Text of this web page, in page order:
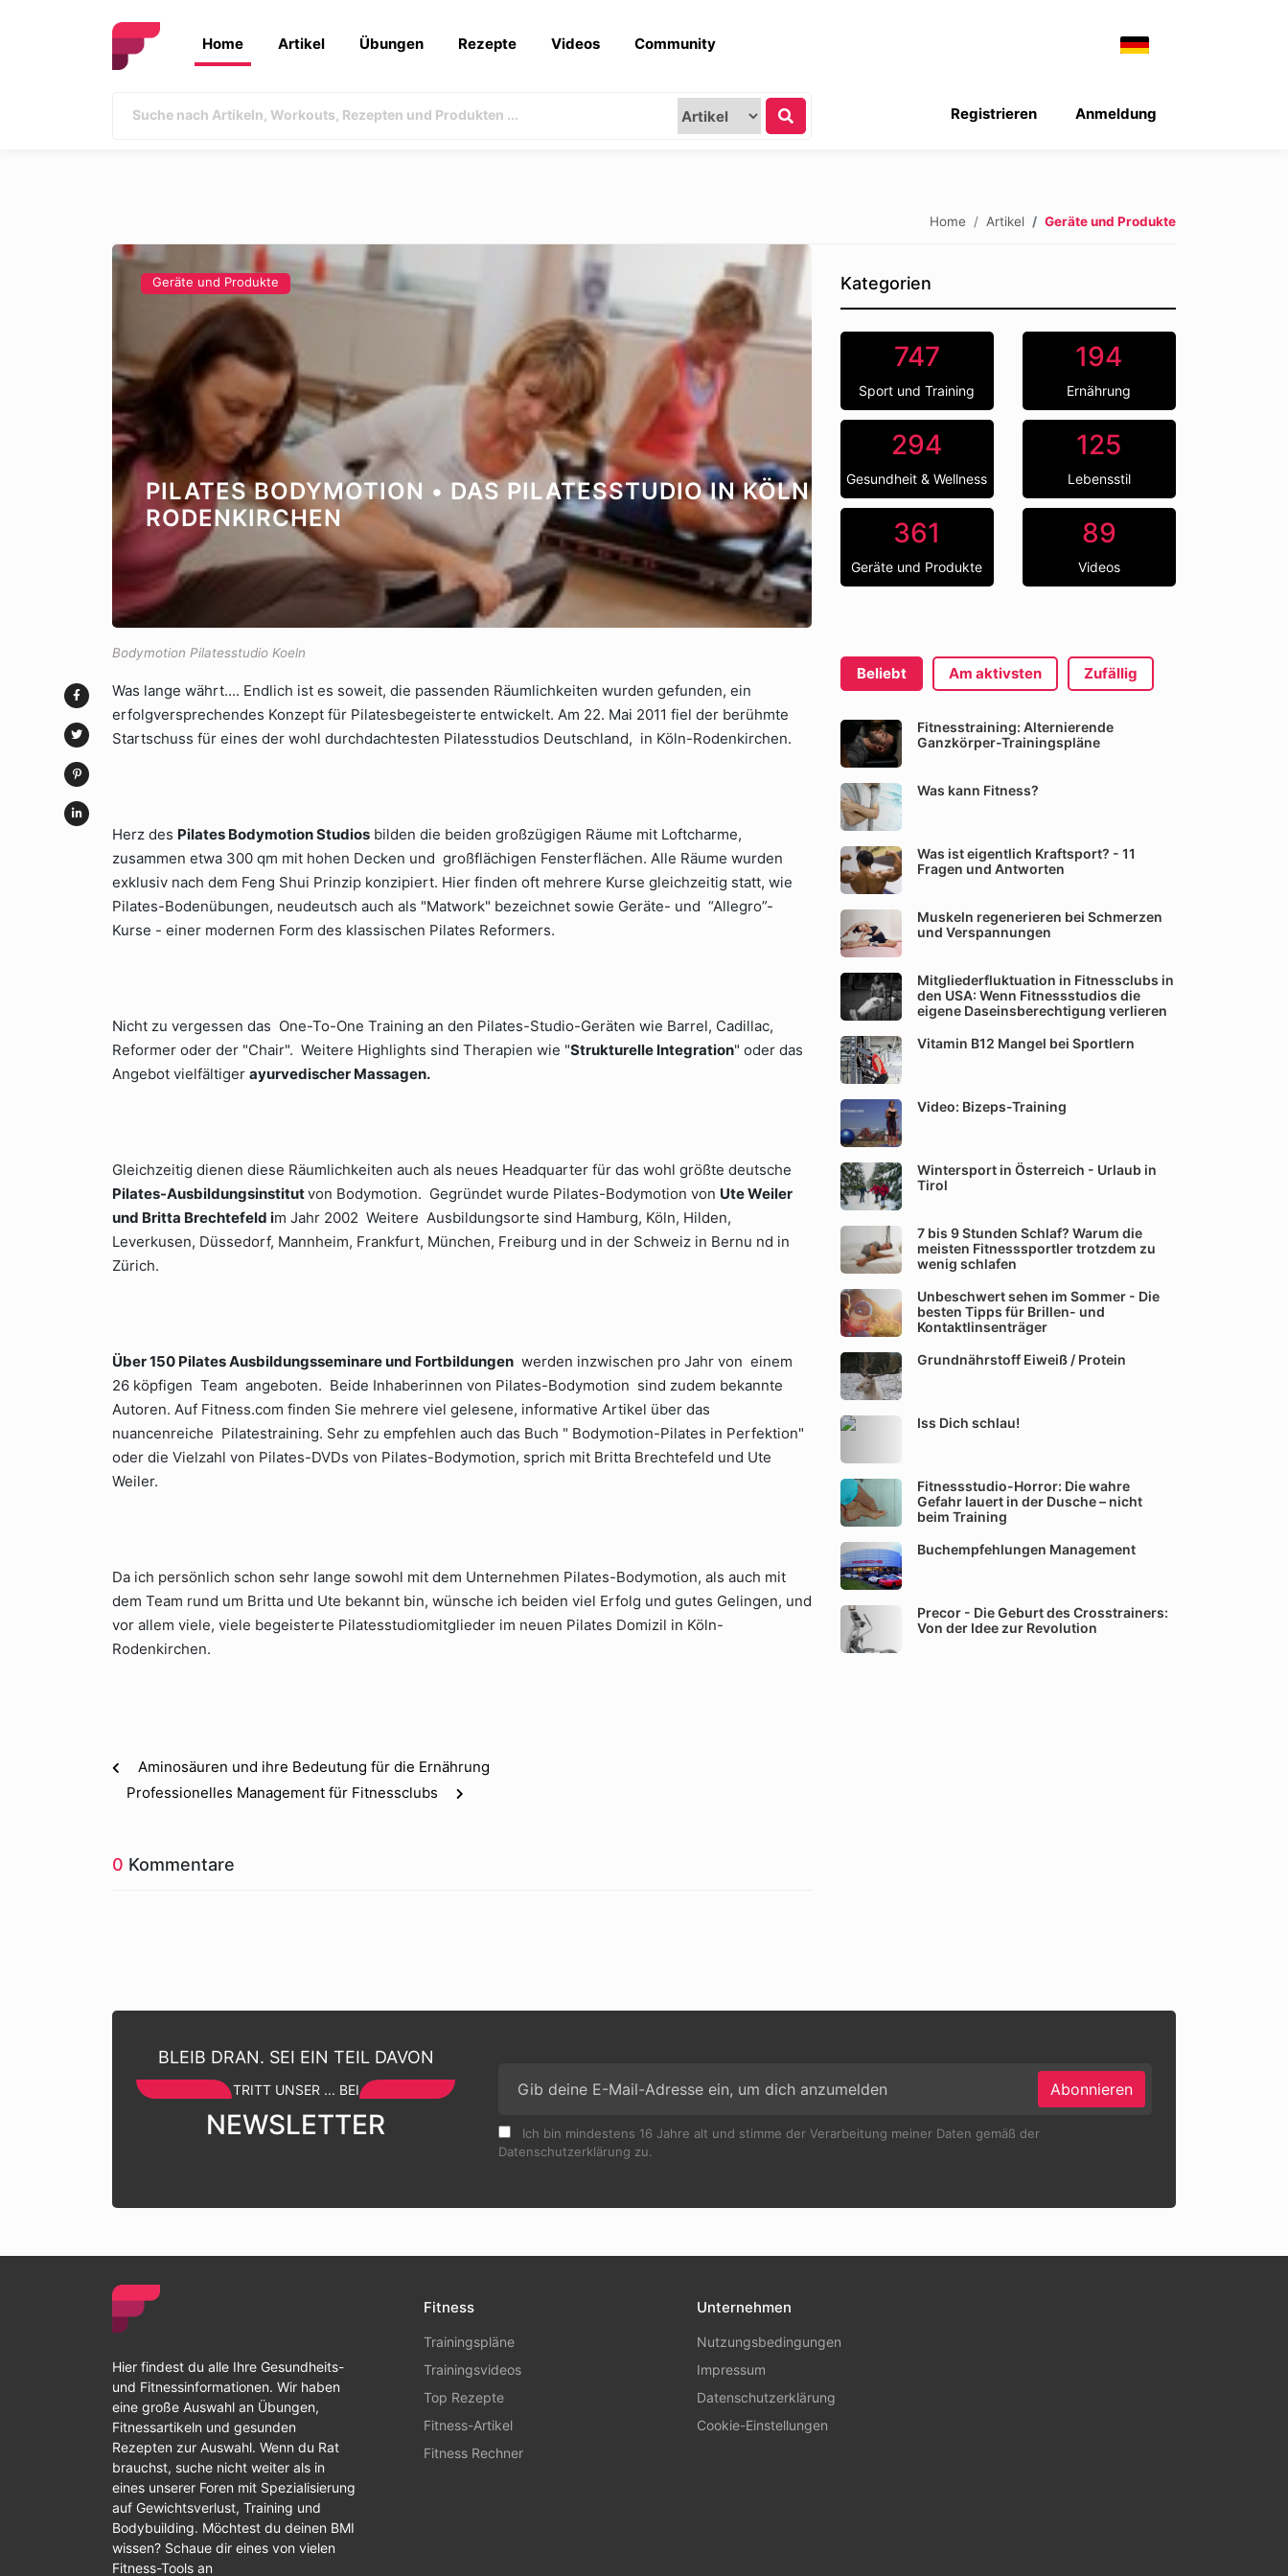
Home Artikel Übungen Rezepte Videos Community
Anmeldung
Registrieren
Home Artikel Geräte und Produkte
Geräte und Produkte
PILATES BODYMOTION • DAS PILATESSTUDIO IN KÖLN
RODENKIRCHEN
Bodymotion Pilatesstudio Koeln
Was lange währt.... Endlich ist es soweit, die passenden Räumlichkeiten wurden gefunden, ein
erfolgversprechendes Konzept für Pilatesbegeisterte entwickelt. Am 22. Mai 2011 fiel der berühmte
Startschuss für eines der wohl durchdachtesten Pilatesstudios Deutschland, in Köln-Rodenkirchen.
Herz des Pilates Bodymotion Studios bilden die beiden großzügigen Räume mit Loftcharme,
zusammen etwa 300 qm mit hohen Decken und großflächigen Fensterflächen. Alle Räume wurden
exklusiv nach dem Feng Shui Prinzip konzipiert. Hier finden oft mehrere Kurse gleichzeitig statt, wie
Pilates-Bodenübungen, neudeutsch auch als "Matwork" bezeichnet sowie Geräte- und “Allegro”-
Kurse - einer modernen Form des klassischen Pilates Reformers.
Nicht zu vergessen das One-To-One Training an den Pilates-Studio-Geräten wie Barrel, Cadillac,
Reformer oder der "Chair". Weitere Highlights sind Therapien wie "Strukturelle Integration" oder das
Angebot vielfältiger ayurvedischer Massagen.
Gleichzeitig dienen diese Räumlichkeiten auch als neues Headquarter für das wohl größte deutsche
Pilates-Ausbildungsinstitutvon Bodymotion. Gegründet wurde Pilates-Bodymotion von Ute Weiler
und Britta Brechtefeld im Jahr 2002 Weitere Ausbildungsorte sind Hamburg, Köln, Hilden,
Leverkusen, Düssedorf, Mannheim, Frankfurt, München, Freiburg und in der Schweiz in Bernu nd in
Zürich.
Über 150 Pilates Ausbildungsseminare und Fortbildungen werden inzwischen pro Jahr von einem
26 köpfigen Team angeboten. Beide Inhaberinnen von Pilates-Bodymotion sind zudem bekannte
Autoren. Auf Fitness.com finden Sie mehrere viel gelesene, informative Artikel über das
nuancenreiche Pilatestraining. Sehr zu empfehlen auch das Buch " Bodymotion-Pilates in Perfektion"
oder die Vielzahl von Pilates-DVDs von Pilates-Bodymotion, sprich mit Britta Brechtefeld und Ute
Weiler.
Da ich persönlich schon sehr lange sowohl mit dem Unternehmen Pilates-Bodymotion, als auch mit
dem Team rund um Britta und Ute bekannt bin, wünsche ich beiden viel Erfolg und gutes Gelingen, und
vor allem viele, viele begeisterte Pilatesstudiomitglieder im neuen Pilates Domizil in Köln-
Rodenkirchen.
Aminosäuren und ihre Bedeutung für die Ernährung
Professionelles Management für Fitnessclubs
0 Kommentare
Kategorien
747
Sport und Training
194
Ernährung
294
Gesundheit & Wellness
125
Lebensstil
361
Geräte und Produkte
89
Videos
Beliebt Am aktivsten Zufällig
Fitnesstraining: Alternierende
Ganzkörper-Trainingspläne
Was kann Fitness?
Was ist eigentlich Kraftsport? - 11
Fragen und Antworten
Muskeln regenerieren bei Schmerzen
und Verspannungen
Mitgliederfluktuation in Fitnessclubs in
den USA: Wenn Fitnessstudios die
eigene Daseinsberechtigung verlieren
Vitamin B12 Mangel bei Sportlern
Video: Bizeps-Training
Wintersport in Österreich - Urlaub in
Tirol
7 bis 9 Stunden Schlaf? Warum die
meisten Fitnesssportler trotzdem zu
wenig schlafen
Unbeschwert sehen im Sommer - Die
besten Tipps für Brillen- und
Kontaktlinsenträger
Grundnährstoff Eiweiß / Protein
Iss Dich schlau!
Fitnessstudio-Horror: Die wahre
Gefahr lauert in der Dusche – nicht
beim Training
Buchempfehlungen Management
Precor - Die Geburt des Crosstrainers:
Von der Idee zur Revolution
BLEIB DRAN. SEI EIN TEIL DAVON
TRITT UNSER ... BEI
NEWSLETTER
Abonnieren
Ich bin mindestens 16 Jahre alt und stimme der Verarbeitung meiner Daten gemäß der
Datenschutzerklärung zu.
Hier findest du alle Ihre Gesundheits-
und Fitnessinformationen. Wir haben
eine große Auswahl an Übungen,
Fitnessartikeln und gesunden
Rezepten zur Auswahl. Wenn du Rat
brauchst, suche nicht weiter als in
eines unserer Foren mit Spezialisierung
auf Gewichtsverlust, Training und
Bodybuilding. Möchtest du deinen BMI
wissen? Schaue dir eines von vielen
Fitness-Tools an
Fitness
Trainingspläne
Trainingsvideos
Top Rezepte
Fitness-Artikel
Fitness Rechner
Unternehmen
Nutzungsbedingungen
Impressum
Datenschutzerklärung
Cookie-Einstellungen